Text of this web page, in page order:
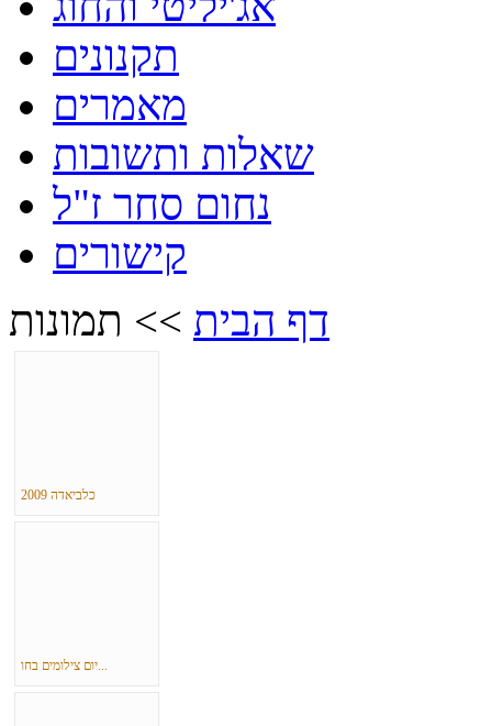
תקנונים
מאמרים
שאלות ותשובות
נחום סחר ז"ל
קישורים
דף הבית >> תמונות
כלביאדה 2009
יום צילומים בחו...